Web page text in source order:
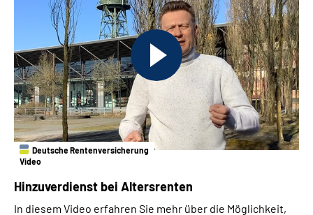
Deutsche Rentenversicherung
Video
Hinzuverdienst bei Altersrenten
In diesem Video erfahren Sie mehr über die Möglichkeit,